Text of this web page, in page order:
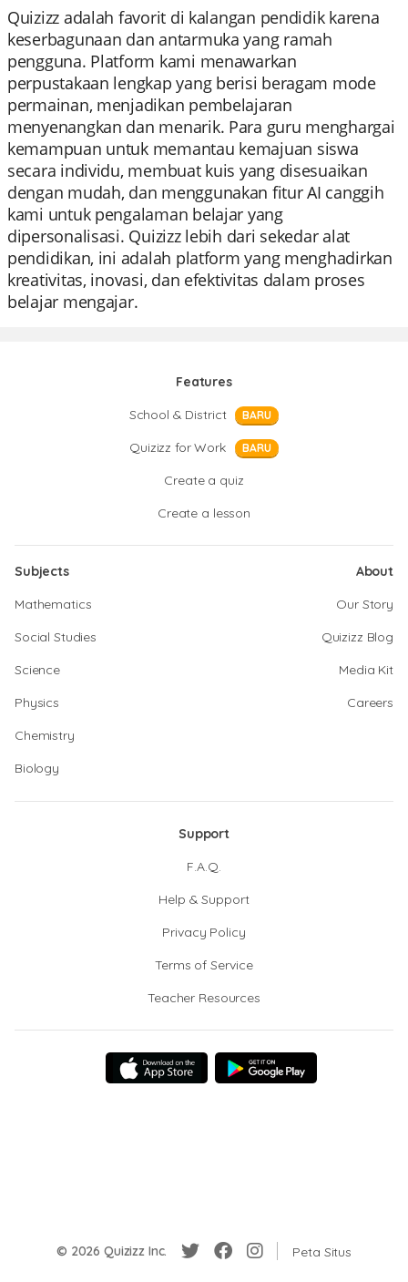
Quizizz adalah favorit di kalangan pendidik karena
keserbagunaan dan antarmuka yang ramah
pengguna. Platform kami menawarkan
perpustakaan lengkap yang berisi beragam mode
permainan, menjadikan pembelajaran
menyenangkan dan menarik. Para guru menghargai
kemampuan untuk memantau kemajuan siswa
secara individu, membuat kuis yang disesuaikan
dengan mudah, dan menggunakan fitur AI canggih
kami untuk pengalaman belajar yang
dipersonalisasi. Quizizz lebih dari sekedar alat
pendidikan, ini adalah platform yang menghadirkan
kreativitas, inovasi, dan efektivitas dalam proses
belajar mengajar.
Features
School & District
BARU
Quizizz for Work BARU
Create a quiz
Create a lesson
Subjects
Mathematics
Social Studies
Science
Physics
Chemistry
Biology
About
Our Story
Quizizz Blog
Media Kit
Careers
Support
F.A.Q.
Help & Support
Privacy Policy
Terms of Service
Teacher Resources
© 2026 Quizizz Inc. Peta Situs